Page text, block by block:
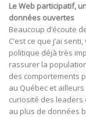
Le Web participatif,
données ouvertes
Beaucoup d’écoute
C’est ce que j’ai
politique déjà très
rassurer la
des comportements
au Québec et
curiosité des leaders
au plus de données